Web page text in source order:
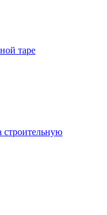
таре
строительную